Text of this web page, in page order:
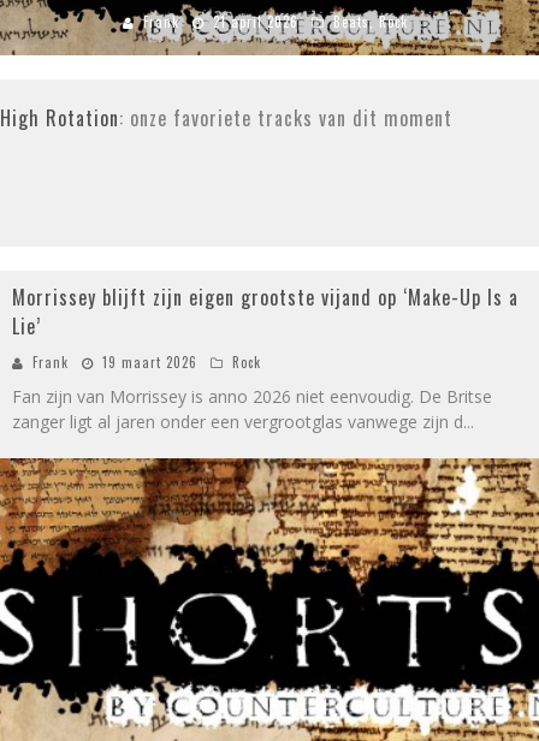
Frank 21 april 2026 Beats,Rock
High Rotation: onze favoriete tracks van dit moment
73%
Morrissey blijft zijn eigen grootste vijand op ‘Make-Up Is a
Lie’
Frank 19 maart 2026 Rock
Fan zijn van Morrissey is anno 2026 niet eenvoudig. De Britse
zanger ligt al jaren onder een vergrootglas vanwege zijn d...